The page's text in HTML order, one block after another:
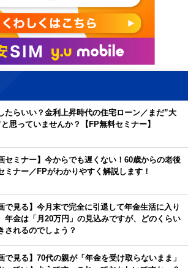
たらいい？金利上昇時代の住宅ローン／まだ”大
思っていませんか？【FP無料セミナー】
セミナー】今からでも遅くない！60歳からの老後
ミナー／FPがわかりやすく解説します！
で見る】今月末で完全に引退して年金生活に入り
年金は「月20万円」の見込みですが、どのくらい
されるのでしょう？
で見る】70代の親が「年金を受け取らないまま」